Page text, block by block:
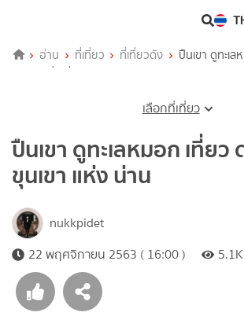
อ่าน ที่เที่ยว ที่เที่ยวดัง
ปืนเขา ดูทะเ
ขุนเขา แห่ง น่าน
เลือกที่เที่ยว
ปืนเขา ดูทะเลหมอก เที่ยว
ขุนเขา แห่ง น่าน
nukkpidet
22 พฤศจิกายน 2563 ( 16:00 )
5.1K